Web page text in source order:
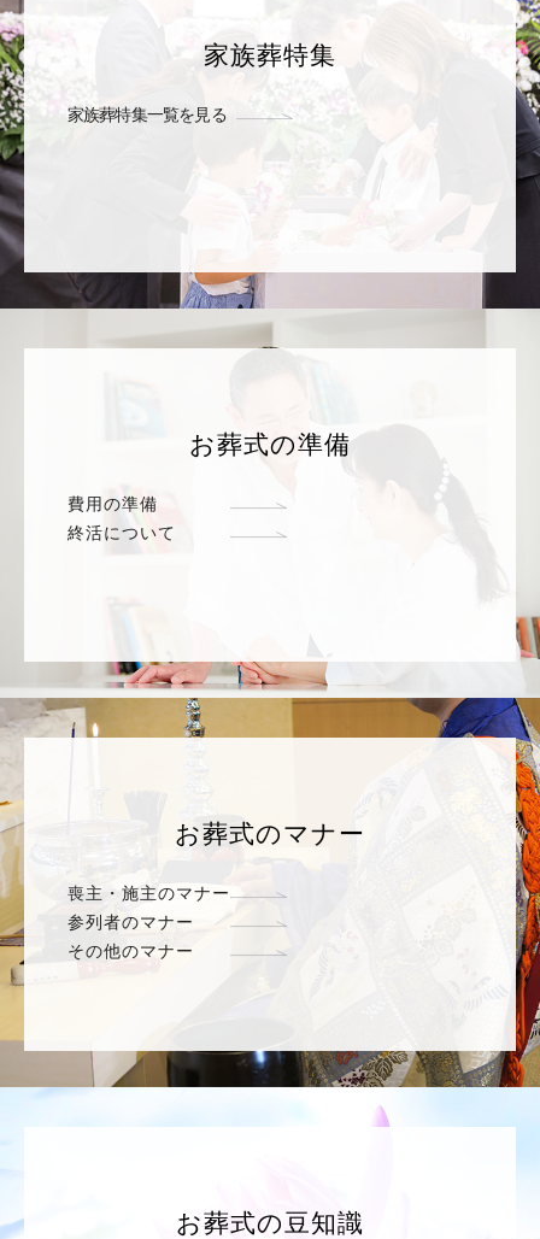
家族葬特集
家族葬特集一覧を見る
お葬式の準備
費用の準備
終活について
お葬式のマナー
喪主・施主のマナー
参列者のマナー
その他のマナー
お葬式の豆知識